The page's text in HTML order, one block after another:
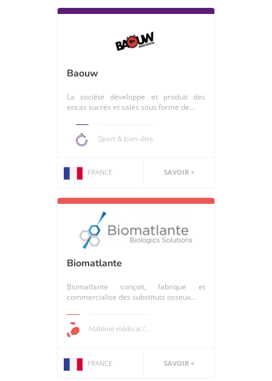
Baouw
La société développe et produit des
encas sucrés et salés sous forme de...
Sport & bien-être
FRANCE SAVOIR +
Biomatlante
Biomatlante conçoit, fabrique et
commercialise des substituts osseux...
Matériel médical /...
FRANCE SAVOIR +